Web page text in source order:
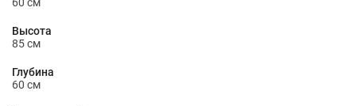
Высота
85 см
Глубина
60 см